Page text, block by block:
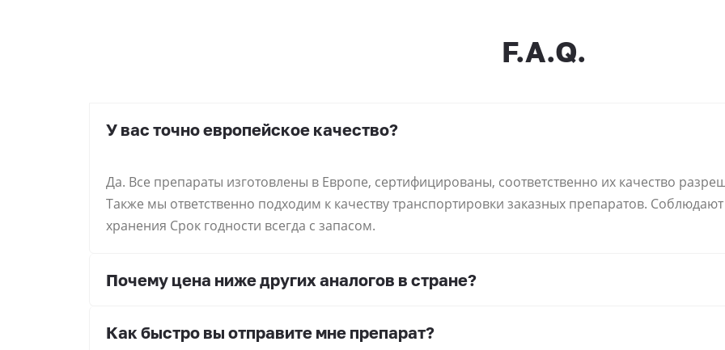
F.A.Q.
У вас точно европейское качество?
Да. Все препараты изготовлены в Европе, сертифицированы, соответственно их качество
Также мы ответственно подходим к качеству транспортировки заказных препаратов.
хранения Срок годности всегда с запасом.
Почему цена ниже других аналогов в стране?
Как быстро вы отправите мне препарат?